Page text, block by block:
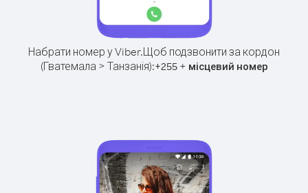
Набрати номер у Viber.Щоб подзвонити за кордон
(Гватемала > Танзанія):+255+ місцевий номер